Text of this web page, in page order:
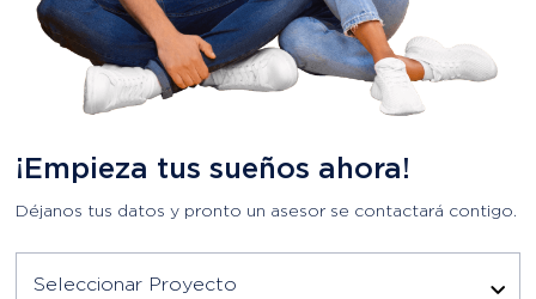
¡Empieza tus sueños ahora!
Déjanos tus datos y pronto un asesor se contactará contigo.
Seleccionar Proyecto